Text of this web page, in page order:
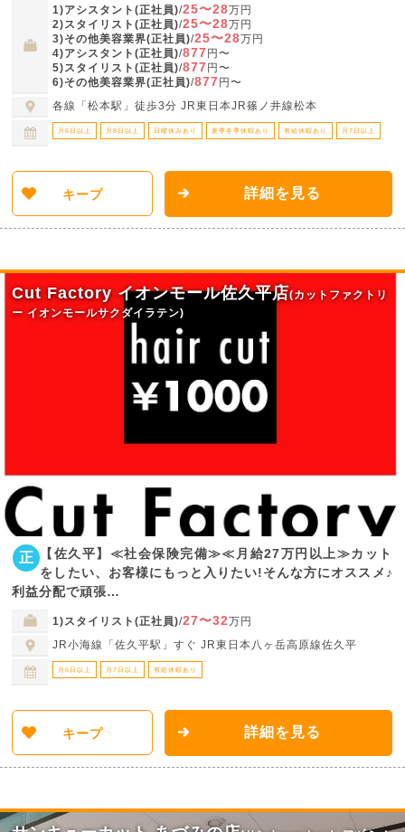
1)アシスタント(正社員)/25〜28万円
2)スタイリスト(正社員)/25〜28万円
3)その他美容業界(正社員)/25〜28万円
4)アシスタント(正社員)/877円〜
5)スタイリスト(正社員)/877円〜
6)その他美容業界(正社員)/877円〜
各線「松本駅」徒歩3分 JR東日本JR篠ノ井線松本
月6日以上 月8日以上 日曜休みあり 夏季冬季休暇あり 有給休暇あり 月7日以上
キープ 詳細を見る
Cut Factory イオンモール佐久平店(カットファクトリ
ー イオンモールサクダイラテン)
正
【佐久平】≪社会保険完備≫≪月給27万円以上≫カット
をしたい、お客様にもっと入りたい!そんな方にオススメ♪
利益分配で頑張…
1)スタイリスト(正社員)/27〜32万円
JR小海線「佐久平駅」すぐ JR東日本八ヶ岳高原線佐久平
月6日以上 月7日以上 有給休暇あり
キープ 詳細を見る